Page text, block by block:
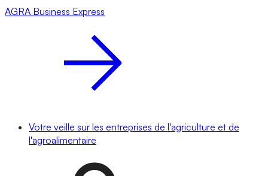
AGRA Business Express
Votre veille sur les entreprises de l'agriculture et de
l'agroalimentaire